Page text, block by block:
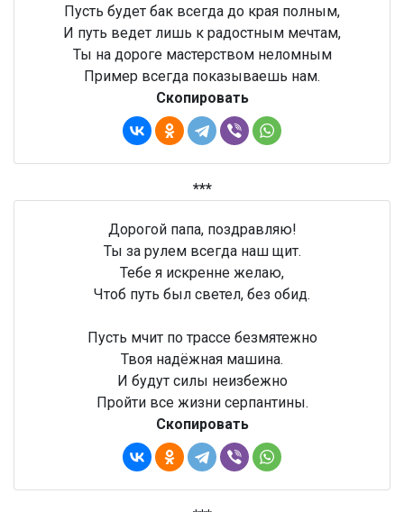
Пусть будет бак всегда до края полным,
И путь ведет лишь к радостным мечтам,
Ты на дороге мастерством неломным
Пример всегда показываешь нам.
Скопировать
***
Дорогой папа, поздравляю!
Ты за рулем всегда наш щит.
Тебе я искренне желаю,
Чтоб путь был светел, без обид.
Пусть мчит по трассе безмятежно
Твоя надёжная машина.
И будут силы неизбежно
Пройти все жизни серпантины.
Скопировать